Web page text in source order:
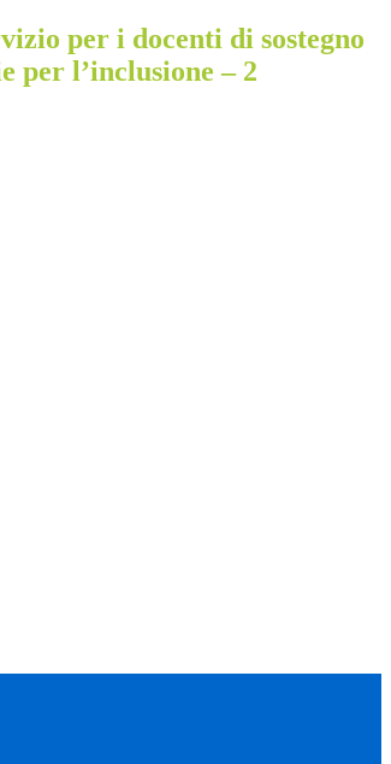
per i docenti di sostegno
per l’inclusione – 2